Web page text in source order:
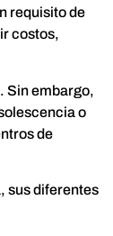
requisito de
costos,
Sin embargo,
o
de
sus diferentes